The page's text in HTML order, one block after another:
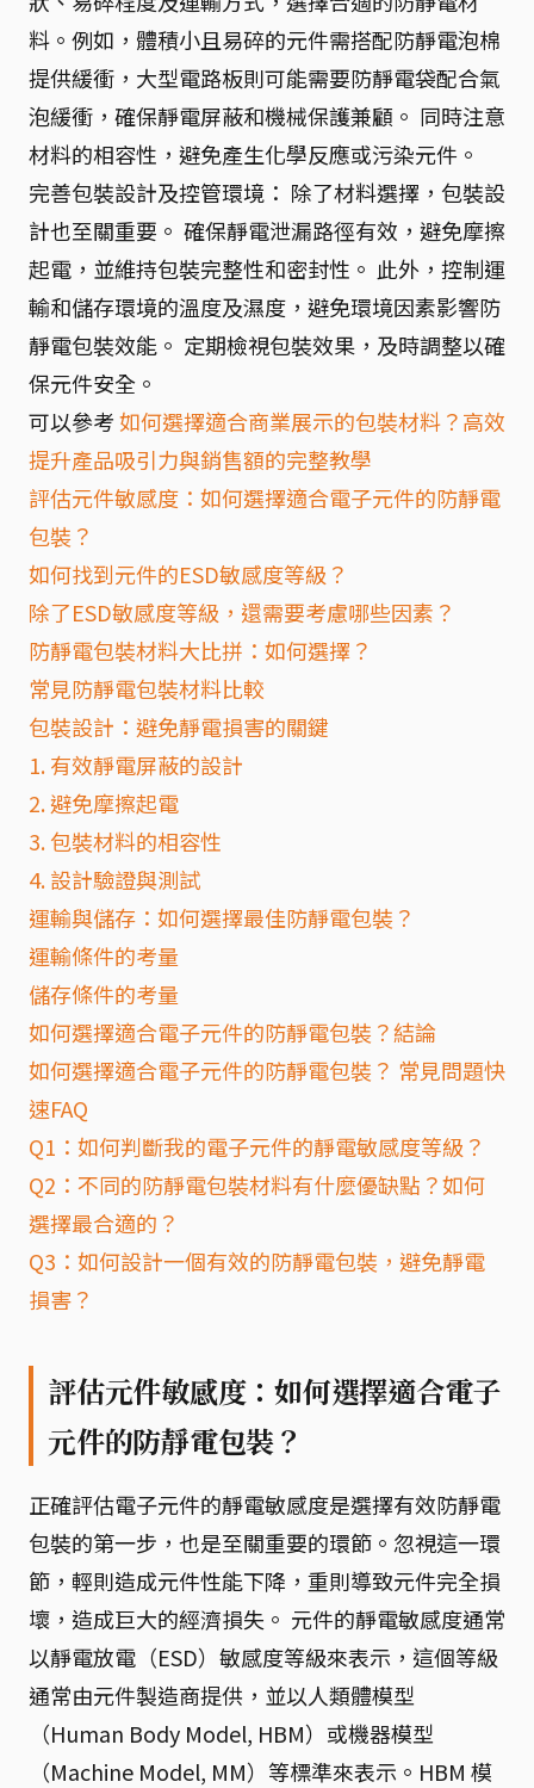
料。例如，體積小且易碎的元件需搭配防靜電泡棉
提供緩衝，大型電路板則可能需要防靜電袋配合氣
泡緩衝，確保靜電屏蔽和機械保護兼顧。 同時注意
材料的相容性，避免產生化學反應或污染元件。
完善包裝設計及控管環境： 除了材料選擇，包裝設
計也至關重要。 確保靜電泄漏路徑有效，避免摩擦
起電，並維持包裝完整性和密封性。 此外，控制運
輸和儲存環境的溫度及濕度，避免環境因素影響防
靜電包裝效能。 定期檢視包裝效果，及時調整以確
保元件安全。
可以參考如何選擇適合商業展示的包裝材料？高效
提升產品吸引力與銷售額的完整教學
評估元件敏感度：如何選擇適合電子元件的防靜電
包裝？
如何找到元件的ESD敏感度等級？
除了ESD敏感度等級，還需要考慮哪些因素？
防靜電包裝材料大比拼：如何選擇？
常見防靜電包裝材料比較
包裝設計：避免靜電損害的關鍵
1. 有效靜電屏蔽的設計
2. 避免摩擦起電
3. 包裝材料的相容性
4. 設計驗證與測試
運輸與儲存：如何選擇最佳防靜電包裝？
運輸條件的考量
儲存條件的考量
如何選擇適合電子元件的防靜電包裝？結論
如何選擇適合電子元件的防靜電包裝？ 常見問題快
速FAQ
Q1：如何判斷我的電子元件的靜電敏感度等級？
Q2：不同的防靜電包裝材料有什麼優缺點？如何
選擇最合適的？
Q3：如何設計一個有效的防靜電包裝，避免靜電
損害？
評估元件敏感度：如何選擇適合電子
元件的防靜電包裝？
正確評估電子元件的靜電敏感度是選擇有效防靜電
包裝的第一步，也是至關重要的環節。忽視這一環
節，輕則造成元件性能下降，重則導致元件完全損
壞，造成巨大的經濟損失。 元件的靜電敏感度通常
以靜電放電（ESD）敏感度等級來表示，這個等級
通常由元件製造商提供，並以人類體模型
（Human Body Model, HBM）或機器模型
（Machine Model, MM）等標準來表示。HBM 模